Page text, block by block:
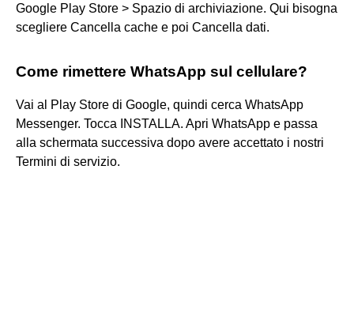
Google Play Store > Spazio di archiviazione. Qui bisogna
scegliere Cancella cache e poi Cancella dati.
Come rimettere WhatsApp sul cellulare?
Vai al Play Store di Google, quindi cerca WhatsApp
Messenger. Tocca INSTALLA. Apri WhatsApp e passa
alla schermata successiva dopo avere accettato i nostri
Termini di servizio.